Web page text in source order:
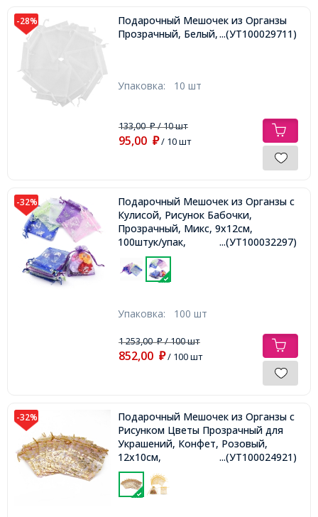
-28%
Подарочный Мешочек из Органзы
Прозрачный, Белый, 15х10см,
...(УТ100029711)
Упаковка: 10 шт
133,00₽/ 10 шт
95,00 ₽/ 10 шт
-32%
Подарочный Мешочек из Органзы с
Кулисой, Рисунок Бабочки,
Прозрачный, Микс, 9x12см,
100штук/упак,
...(УТ100032297)
Упаковка: 100 шт
1 253,00₽/ 100 шт
852,00 ₽/ 100 шт
-32%
Подарочный Мешочек из Органзы с
Рисунком Цветы Прозрачный для
Украшений, Конфет, Розовый,
12x10см,
...(УТ100024921)